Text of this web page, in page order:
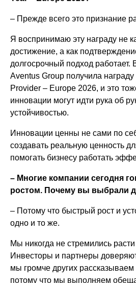
– Прежде всего это признание
Я воспринимаю эту награду не
достижение, а как
долгосрочный подход работает.
Aventus Group получила
Provider – Europe 2026, и это
инновации могут идти рука об
устойчивостью.
Инновации ценны не сами по
создавать реальную ценность
помогать бизнесу работать
– Многие компании сегодня
ростом. Почему вы выбрали
– Потому что быстрый рост и
одно и то же.
Мы никогда не стремились
Инвесторы и партнеры
мы громче других рассказываем
потому что мы выполняем